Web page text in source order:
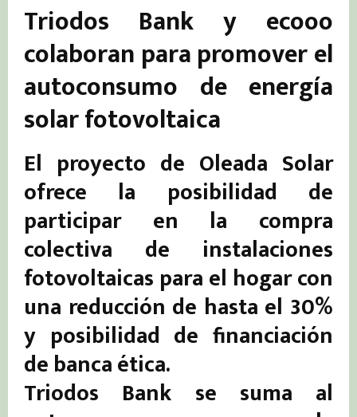
Triodos Bank y ecooo
colaboran para promover el
autoconsumo de energía
solar fotovoltaica
El proyecto de Oleada Solar
ofrece la posibilidad de
participar en la compra
colectiva de instalaciones
fotovoltaicas para el hogar con
una reducción de hasta el 30%
y posibilidad de financiación
de banca ética.
Triodos Bank se suma al